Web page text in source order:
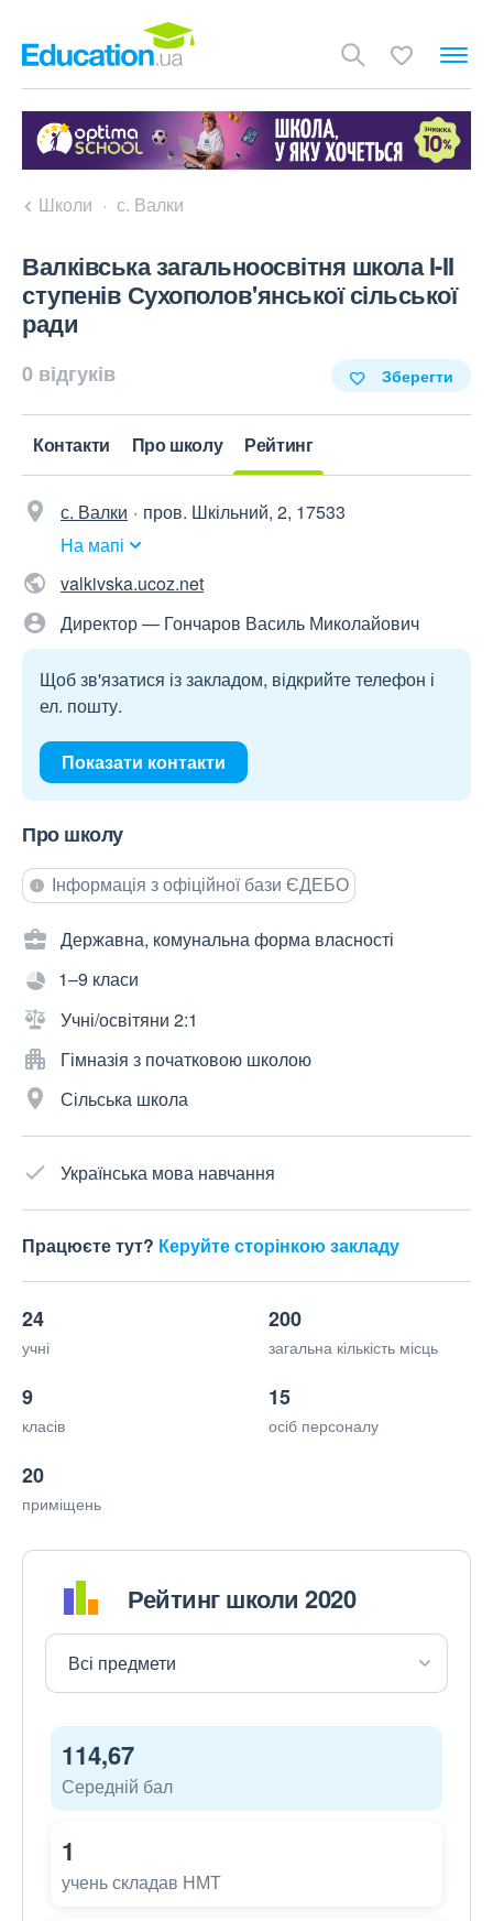
Школи с. Валки
Валківська загальноосвітня школа I-II
ступенів Сухополов'янської сільської
ради
0 відгуків Зберегти
Контакти Про школу Рейтинг
с. Валки
пров. Шкільний, 2, 17533
На мапі
valkivska.ucoz.net
Директор — Гончаров Василь Миколайович
Щоб зв'язатися із закладом, відкрийте телефон і
ел. пошту.
Показати контакти
Про школу
Інформація з офіційної бази ЄДЕБО
Державна, комунальна форма власності
1–9 класи
Учні/освітяни 2:1
Гімназія з початковою школою
Сільська школа
Українська мова навчання
Працюєте тут? Керуйте сторінкою закладу
24
учні
200
загальна кількість місць
9
класів
15
осіб персоналу
20
приміщень
Рейтинг школи 2020
114,67
Середній бал
1
учень складав НМТ